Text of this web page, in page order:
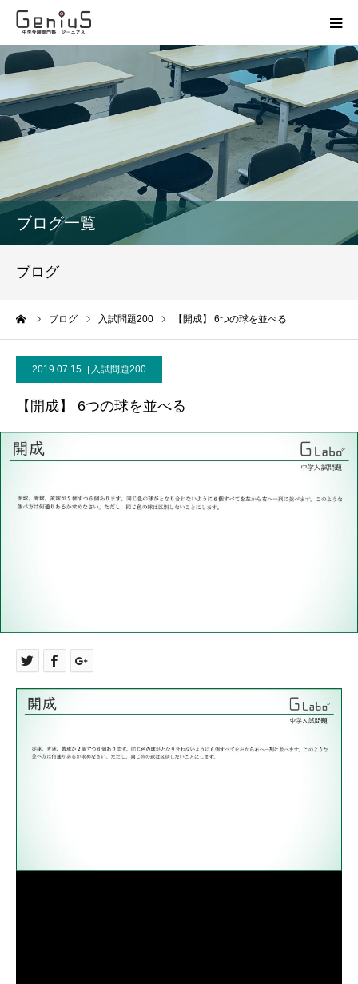
ブログ一覧
ブログ
ブログ 入試問題200 【開成】 6つの球を並べる
2019.07.15 入試問題200
【開成】 6つの球を並べる
授業
志望校別特訓
模試
お問い合わせ